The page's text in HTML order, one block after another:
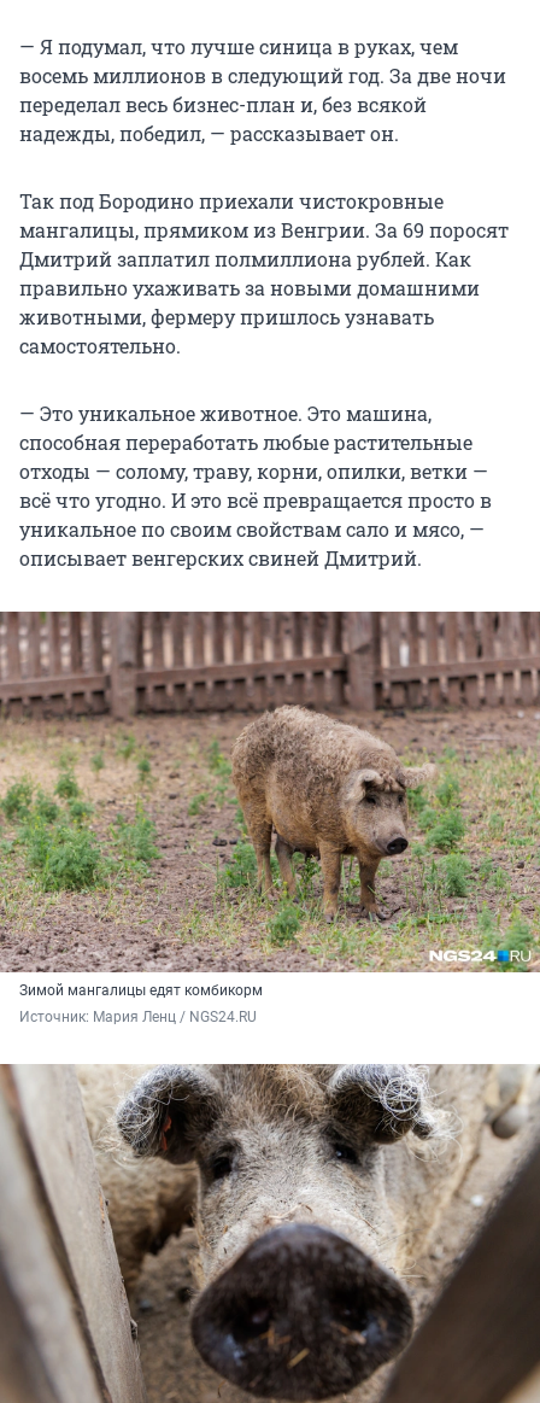
— Я подумал, что лучше синица в руках, чем
восемь миллионов в следующий год. За две ночи
переделал весь бизнес-план и, без всякой
надежды, победил, — рассказывает он.
Так под Бородино приехали чистокровные
мангалицы, прямиком из Венгрии. За 69 поросят
Дмитрий заплатил полмиллиона рублей. Как
правильно ухаживать за новыми домашними
животными, фермеру пришлось узнавать
самостоятельно.
— Это уникальное животное. Это машина,
способная переработать любые растительные
отходы — солому, траву, корни, опилки, ветки —
всё что угодно. И это всё превращается просто в
уникальное по своим свойствам сало и мясо, —
описывает венгерских свиней Дмитрий.
Зимой мангалицы едят комбикорм
Источник: Мария Ленц / NGS24.RU